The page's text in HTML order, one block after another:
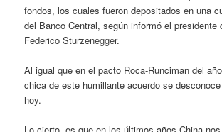
fondos, los cuales fueron depositados en una
del Banco Central, según informó el presidente
Federico Sturzenegger.
Al igual que en el pacto Roca-Runciman del
chica de este humillante acuerdo se
hoy.